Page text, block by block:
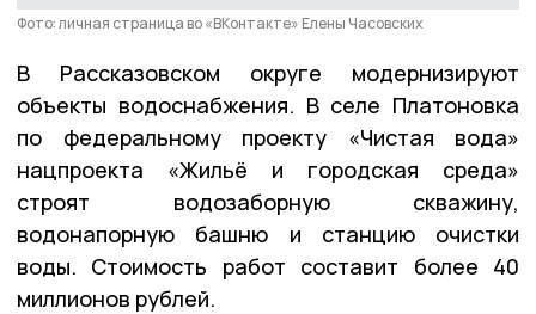
Фото: личная страница во «ВКонтакте» Елены Часовских
В Рассказовском округе модернизируют
объекты водоснабжения. В селе Платоновка
по федеральному проекту «Чистая вода»
нацпроекта «Жильё и городская среда»
строят водозаборную скважину,
водонапорную башню и станцию очистки
воды. Стоимость работ составит более 40
миллионов рублей.